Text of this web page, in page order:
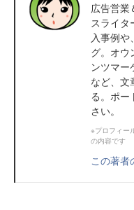
広告営業
スライタ
入事例や
グ。オウ
ンツマー
など、文
る。ポー
さい。
※プロフィー
の内容です
この著者